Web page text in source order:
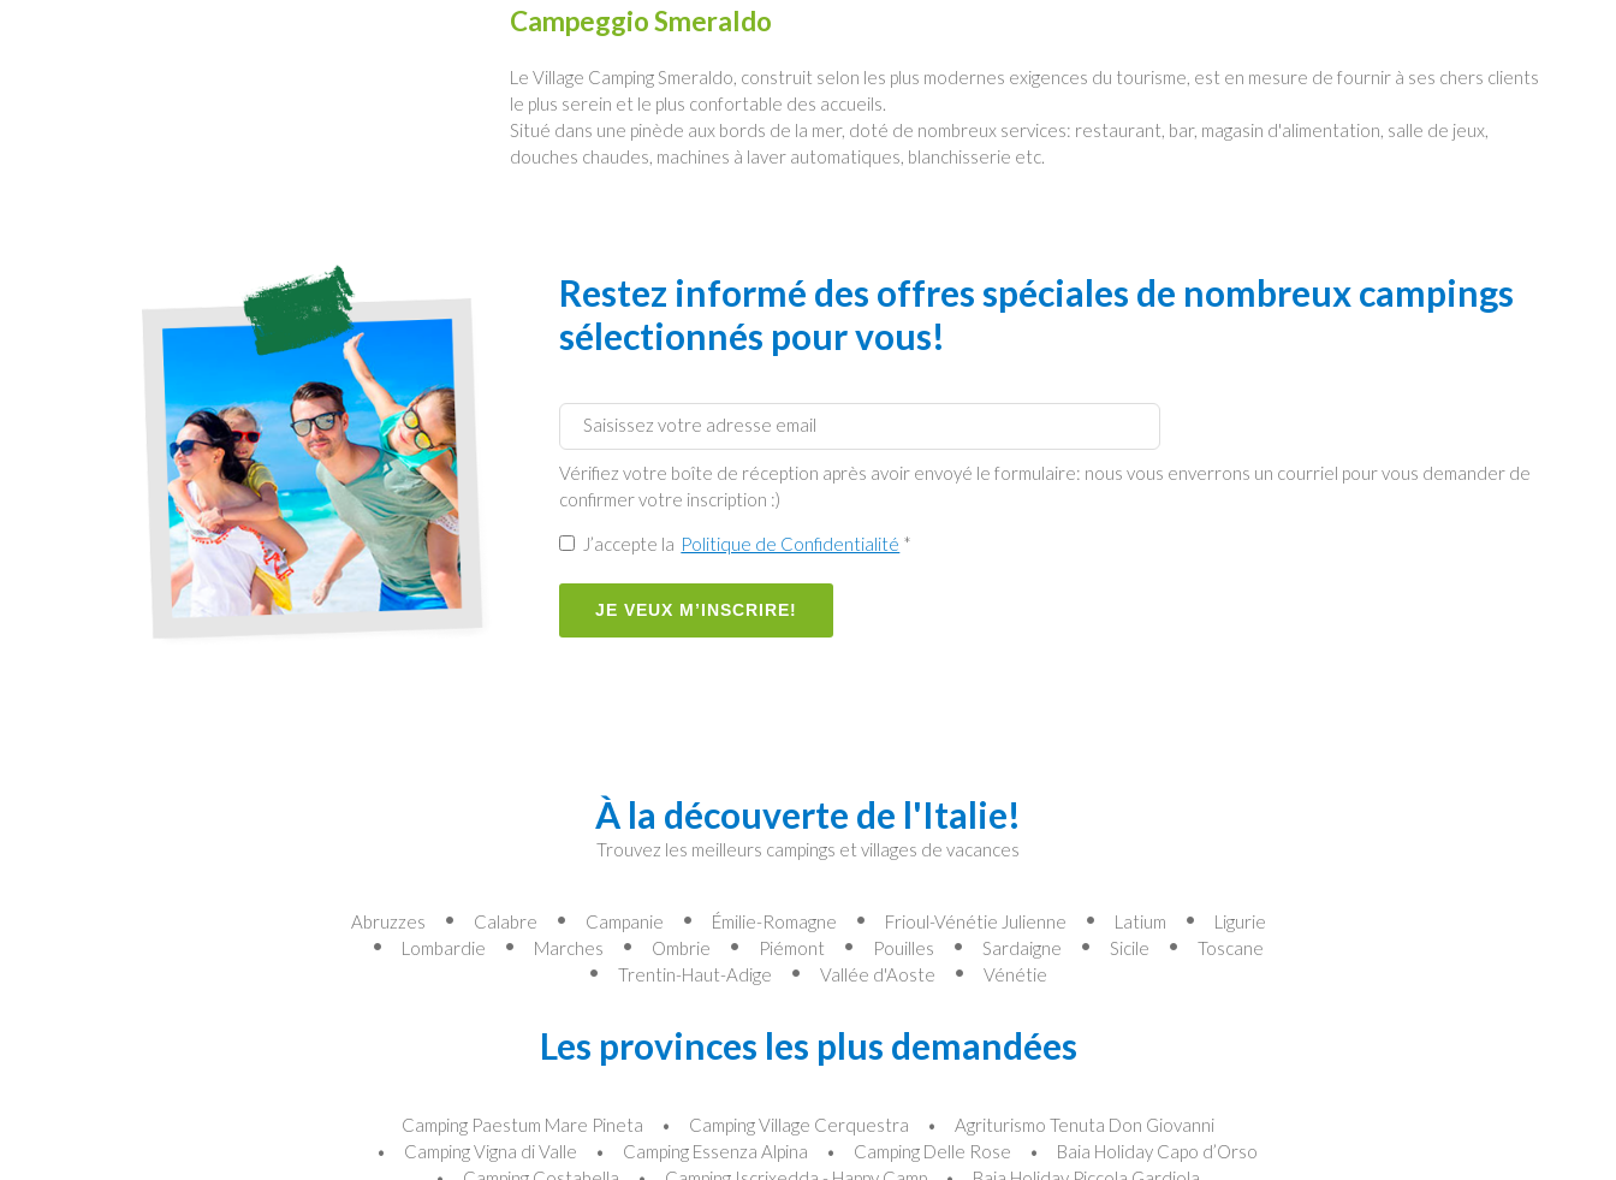
Campeggio Smeraldo
Le Village Camping Smeraldo, construit selon les plus modernes exigences du tourisme, est en mesure de fournir à ses chers clients
le plus serein et le plus confortable des accueils.
Situé dans une pinède aux bords de la mer, doté de nombreux services: restaurant, bar, magasin d'alimentation, salle de jeux,
douches chaudes, machines à laver automatiques, blanchisserie etc.
Restez informé des offres spéciales de nombreux campings
sélectionnés pour vous!
Vérifiez votre boîte de réception après avoir envoyé le formulaire: nous vous enverrons un courriel pour vous demander de
confirmer votre inscription :)
J’accepte la Politique de Confidentialité *
JE VEUX M’INSCRIRE!
À la découverte de l'Italie!
Trouvez les meilleurs campings et villages de vacances
Abruzzes Calabre Campanie Émilie-Romagne Frioul-Vénétie Julienne Latium
Ligurie
Lombardie
Marches Ombrie Piémont Pouilles Sardaigne Sicile
Toscane
Trentin-Haut-Adige
Vallée d'Aoste Vénétie
Les provinces les plus demandées
Camping Paestum Mare Pineta Camping Village Cerquestra
Agriturismo Tenuta Don Giovanni
Camping Vigna di Valle
Camping Essenza Alpina Camping Delle Rose
Baia Holiday Capo d’Orso